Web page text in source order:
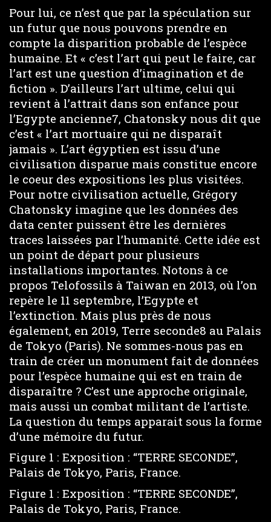
Pour lui, ce n’est que par la spéculation sur
un futur que nous pouvons prendre en
compte la disparition probable de l’espèce
humaine. Et « c’est l’art qui peut le faire, car
l’art est une question d’imagination et de
fiction ». D’ailleurs l’art ultime, celui qui
revient à l’attrait dans son enfance pour
l’Egypte ancienne7, Chatonsky nous dit que
c’est « l’art mortuaire qui ne disparaît
jamais ». L’art égyptien est issu d’une
civilisation disparue mais constitue encore
le coeur des expositions les plus visitées.
Pour notre civilisation actuelle, Grégory
Chatonsky imagine que les données des
data center puissent être les dernières
traces laissées par l’humanité. Cette idée est
un point de départ pour plusieurs
installations importantes. Notons à ce
propos Telofossils à Taiwan en 2013, où l’on
repère le 11 septembre, l’Egypte et
l’extinction. Mais plus près de nous
également, en 2019, Terre seconde8 au Palais
de Tokyo (Paris). Ne sommes-nous pas en
train de créer un monument fait de données
pour l’espèce humaine qui est en train de
disparaître ? C’est une approche originale,
mais aussi un combat militant de l’artiste.
La question du temps apparait sous la forme
d’une mémoire du futur.
Figure 1 : Exposition : “TERRE SECONDE”,
Palais de Tokyo, Paris, France.
Figure 1 : Exposition : “TERRE SECONDE”,
Palais de Tokyo, Paris, France.